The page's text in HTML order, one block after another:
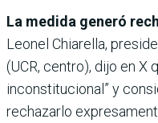
La medida generó
Leonel Chiarella,
(UCR, centro), dijo en X
inconstitucional” y
rechazarlo